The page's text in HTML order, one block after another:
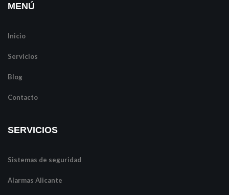
MENÚ
Inicio
Servicios
Blog
Contacto
SERVICIOS
Sistemas de seguridad
Alarmas Alicante